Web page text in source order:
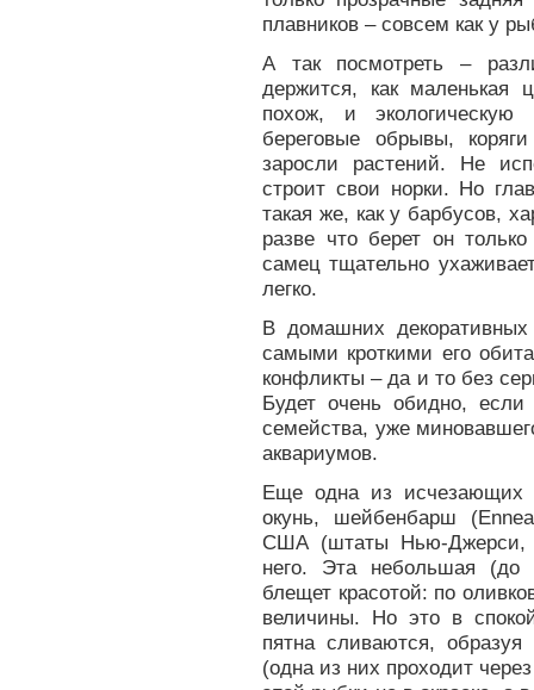
плавников – совсем как у
А так посмотреть –
держится, как
похож, и
береговые обрывы,
заросли растений. Не
строит свои норки. Но
такая же, как у барбусов,
разве что берет он
самец тщательно
легко.
В домашних
самыми кроткими его
конфликты – да и то без
Будет очень обидно, если
семейства, уже
аквариумов.
Еще одна из исчезающих
окунь, шейбенбарш
США (штаты Нью-Джерси,
него. Эта небольшая (до
блещет красотой: по
величины. Но это в
пятна сливаются,
(одна из них проходит